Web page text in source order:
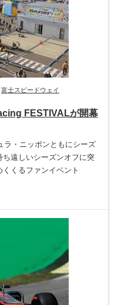
富士スピードウェイ
FESTIVALが開幕
ラ・ニッポンともにシーズ
遠しいシーズンオフに突
くるファンイベント